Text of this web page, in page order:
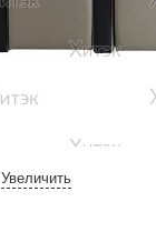
Увеличить